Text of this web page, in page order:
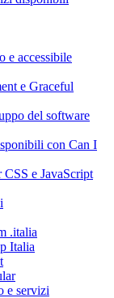
e accessibile
e Graceful
del software
con Can I
CSS e JavaScript
.italia
Italia
e servizi